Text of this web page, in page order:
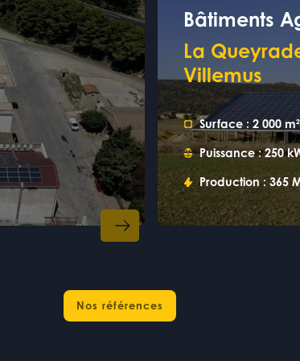
Bâtiments
La
Villemus
Surface :2 000 m²
Puissance :250
Production :365
Nos références